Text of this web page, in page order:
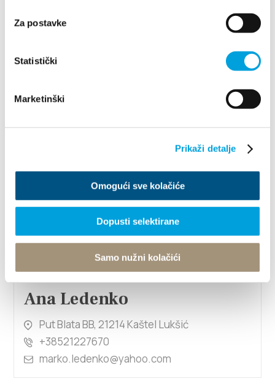
Za postavke
Statistički
Marketinški
Prikaži detalje
Omogući sve kolačiće
Dopusti selektirane
Samo nužni kolačići
Ana Jaman
Franje Tuđmana 842, 21217 Kaštel Stari
+385(0)91 563 2291
villa.jaman@gmail.com
Ana Ledenko
Put Blata BB, 21214 Kaštel Lukšić
+38521227670
marko.ledenko@yahoo.com